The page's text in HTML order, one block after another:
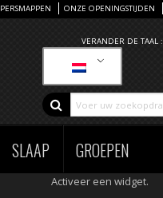
VERANDER DE TAAL :
PERSMAPPEN ONZE OPENINGSTIJDEN
SLAAP GROEPEN
Activeer een widget.